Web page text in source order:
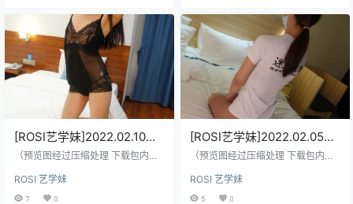
[ROSI艺学妹]2022.02.10
NO.251[133+1P／156MB]
（预览图经过压缩处理 下载包内是
ROSI 艺学妹
7 0
[ROSI艺学妹]2022.02.05
NO.250[91+1P／110MB]
（预览图经过压缩处理 下载包内是
ROSI 艺学妹
5 0